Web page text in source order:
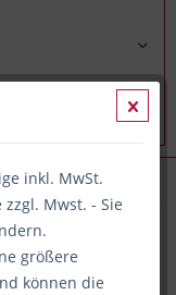
inkl. MwSt.
Mwst. - Sie
größere
können die